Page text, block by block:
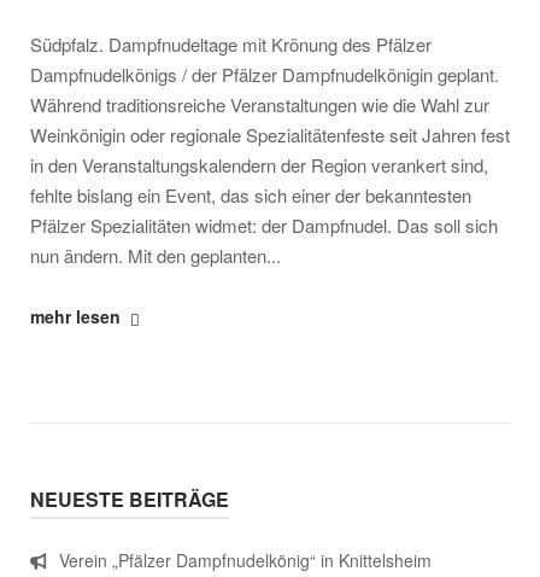
Südpfalz. Dampfnudeltage mit Krönung des Pfälzer
Dampfnudelkönigs / der Pfälzer Dampfnudelkönigin geplant.
Während traditionsreiche Veranstaltungen wie die Wahl zur
Weinkönigin oder regionale Spezialitätenfeste seit Jahren fest
in den Veranstaltungskalendern der Region verankert sind,
fehlte bislang ein Event, das sich einer der bekanntesten
Pfälzer Spezialitäten widmet: der Dampfnudel. Das soll sich
nun ändern. Mit den geplanten...
"Neue
mehr lesen
NEUESTE BEITRÄGE
Verein „Pfälzer Dampfnudelkönig“ in Knittelsheim